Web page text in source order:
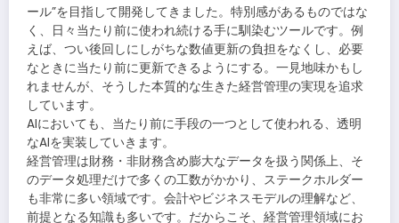
ール”を目指して開発してきました。特別感があるものではな
く、日々当たり前に使われ続ける手に馴染むツールです。例
えば、つい後回しにしがちな数値更新の負担をなくし、必要
なときに当たり前に更新できるようにする。一見地味かもし
れませんが、そうした本質的な生きた経営管理の実現を追求
しています。
AIにおいても、当たり前に手段の一つとして使われる、透明
なAIを実装していきます。
経営管理は財務・非財務含め膨大なデータを扱う関係上、そ
のデータ処理だけで多くの工数がかかり、ステークホルダー
も非常に多い領域です。会計やビジネスモデルの理解など、
前提となる知識も多いです。だからこそ、経営管理領域にお